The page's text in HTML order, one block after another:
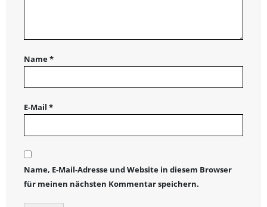
Name*
E-Mail *
Name, E-Mail-Adresse und Website in diesem Browser
für meinen nächsten Kommentar speichern.